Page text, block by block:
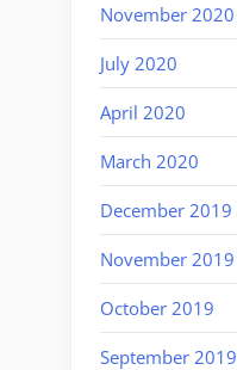
November 2020
July 2020
April 2020
March 2020
December 2019
November 2019
October 2019
September 2019